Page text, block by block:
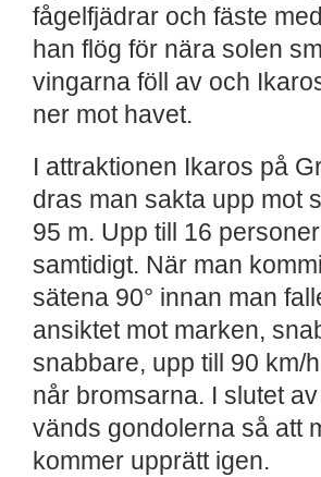
fågelfjädrar och fäste
han flög för nära solen
vingarna föll av och
ner mot havet.
I attraktionen Ikaros på
dras man sakta upp mot
95 m. Upp till 16
samtidigt. När man
sätena 90° innan man
ansiktet mot marken,
snabbare, upp till 90 km/
når bromsarna. I slutet
vänds gondolerna så att
kommer upprätt igen.